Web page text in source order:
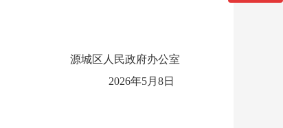
源城区人民政府办公室
2026年5月8日